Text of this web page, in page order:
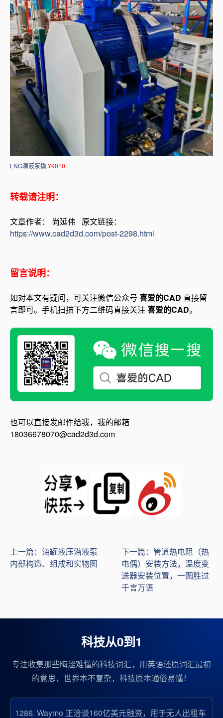
LNG潜液泵撬¥9010
转载请注明：
文章作者： 尚延伟 原文链接：
https://www.cad2d3d.com/post-2298.html
留言说明：
如对本文有疑问，可关注微信公众号 喜爱的CAD 直接留
言即可。手机扫描下方二维码直接关注 喜爱的CAD。
也可以直接发邮件给我，我的邮箱
18036678070@cad2d3d.com
上一篇：油罐液压潜液泵
内部构造、组成和实物图
下一篇：管道热电阻（热
电偶）安装方法，温度变
送器安装位置，一图胜过
千言万语
科技从0到1
专注收集那些晦涩难懂的科技词汇，用英语还原词汇最初
的意思，世界本不复杂，科技原本通俗易懂！
1286. Waymo 正洽谈160亿美元融资，用于无人出租车